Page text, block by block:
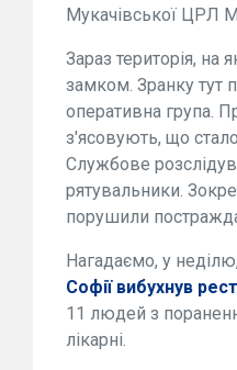
Мукачівської ЦРЛ
Зараз територія, на
замком. Зранку тут
оперативна група.
з'ясовують, що
Службове
рятувальники.
порушили
Нагадаємо, у
Софії вибухнув
11 людей з
лікарні.